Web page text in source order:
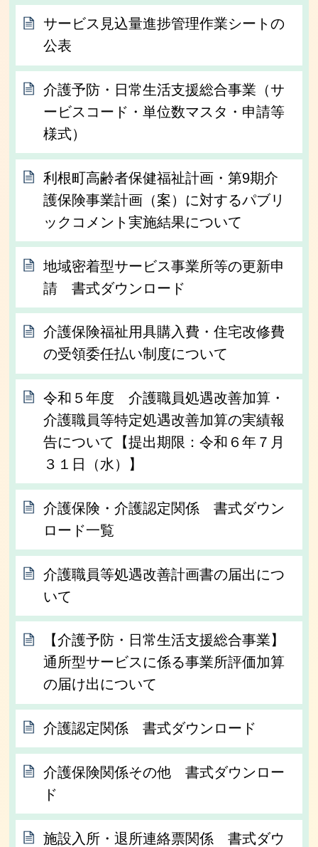
サービス見込量進捗管理作業シートの
公表
介護予防・日常生活支援総合事業（サ
ービスコード・単位数マスタ・申請等
様式）
利根町高齢者保健福祉計画・第9期介
護保険事業計画（案）に対するパブリ
ックコメント実施結果について
地域密着型サービス事業所等の更新申
請 書式ダウンロード
介護保険福祉用具購入費・住宅改修費
の受領委任払い制度について
令和５年度 介護職員処遇改善加算・
介護職員等特定処遇改善加算の実績報
告について【提出期限：令和６年７月
３１日（水）】
介護保険・介護認定関係 書式ダウン
ロード一覧
介護職員等処遇改善計画書の届出につ
いて
【介護予防・日常生活支援総合事業】
通所型サービスに係る事業所評価加算
の届け出について
介護認定関係 書式ダウンロード
介護保険関係その他 書式ダウンロー
ド
施設入所・退所連絡票関係 書式ダウ